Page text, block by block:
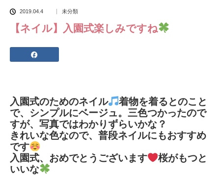
2019.04.4 未分類
【ネイル】入園式楽しみですね
入園式のためのネイル
着物を着るとのこと
で、シンプルにベージュ。三色つかったので
すが、写真ではわかりずらいかな？
きれいな色なので、普段ネイルにもおすすめ
です
入園式、おめでとうございます
桜がもつと
いいな